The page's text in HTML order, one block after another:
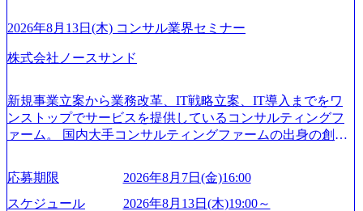
2026年8月13日(木) コンサル業界セミナー
株式会社ノースサンド
新規事業立案から業務改革、IT戦略立案、IT導入までをワ
ンストップでサービスを提供しているコンサルティングフ
ァーム。 国内大手コンサルティングファームの出身の創業
もっと自由に誠実に提案できる会社をつくりたい」「胸を
張って会社が好きだと言えるような家族的な組織をつくり
たい」という想いで会社を設立 PwC・アクセンチュアとい
応募期限
2026年8月7日(金)16:00
スケジュール
2026年8月13日(木)19:00～